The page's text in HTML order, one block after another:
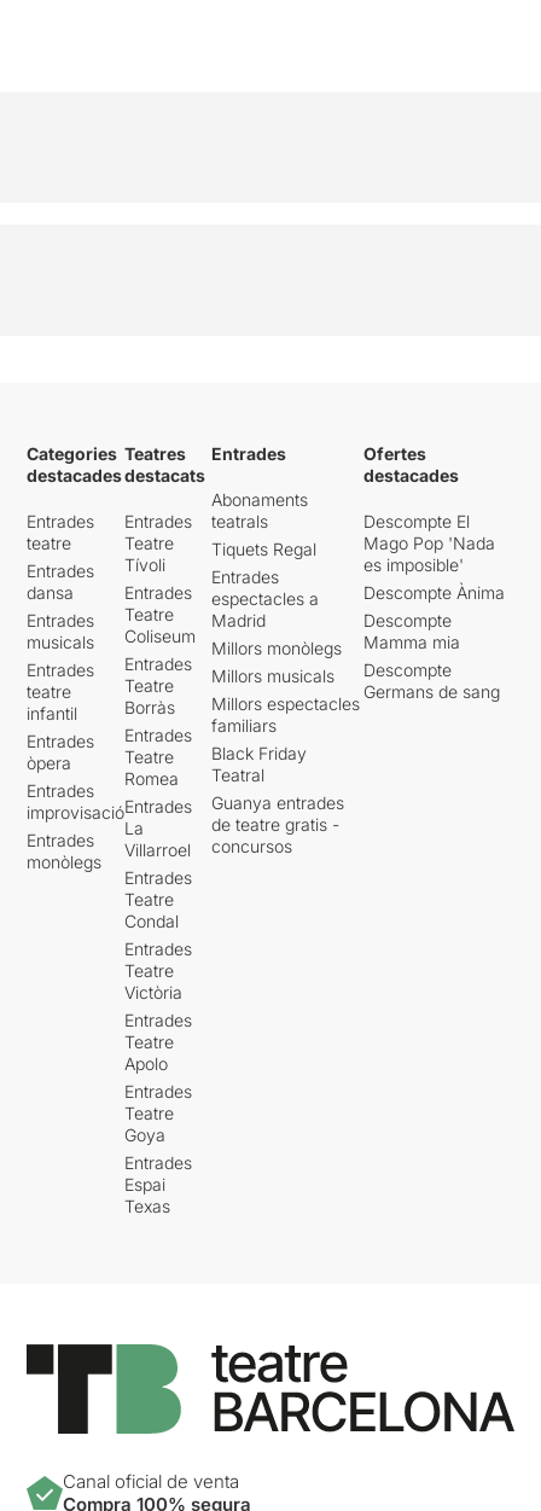
Categories
destacades
Entrades
teatre
Entrades
dansa
Entrades
musicals
Entrades
teatre
infantil
Entrades
òpera
Entrades
improvisació
Entrades
monòlegs
Teatres
destacats
Entrades
Teatre
Tívoli
Entrades
Teatre
Coliseum
Entrades
Teatre
Borràs
Entrades
Teatre
Romea
Entrades
La
Villarroel
Entrades
Teatre
Condal
Entrades
Teatre
Victòria
Entrades
Teatre
Apolo
Entrades
Teatre
Goya
Entrades
Espai
Texas
Entrades
Abonaments
teatrals
Tiquets Regal
Entrades
espectacles a
Madrid
Millors monòlegs
Millors musicals
Millors espectacles
familiars
Black Friday
Teatral
Guanya entrades
de teatre gratis -
concursos
Ofertes
destacades
Descompte El
Mago Pop 'Nada
es imposible'
Descompte Ànima
Descompte
Mamma mia
Descompte
Germans de sang
Canal oficial de venta
Compra 100% segura